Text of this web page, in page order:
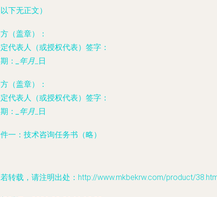
下无正文）
（盖章）：
代表人（或授权代表）签字：
：
_年月 _日
（盖章）：
代表人（或授权代表）签字：
：
_年月 _日
一：技术咨询任务书（略）
转载，请注明出处：http://www.mkbekrw.com/product/